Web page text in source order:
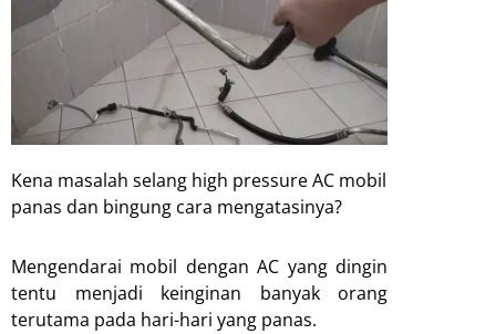
Kena masalah selang high pressure AC mobil
panas dan bingung cara mengatasinya?
Mengendarai mobil dengan AC yang dingin
tentu menjadi keinginan banyak orang
terutama pada hari-hari yang panas.